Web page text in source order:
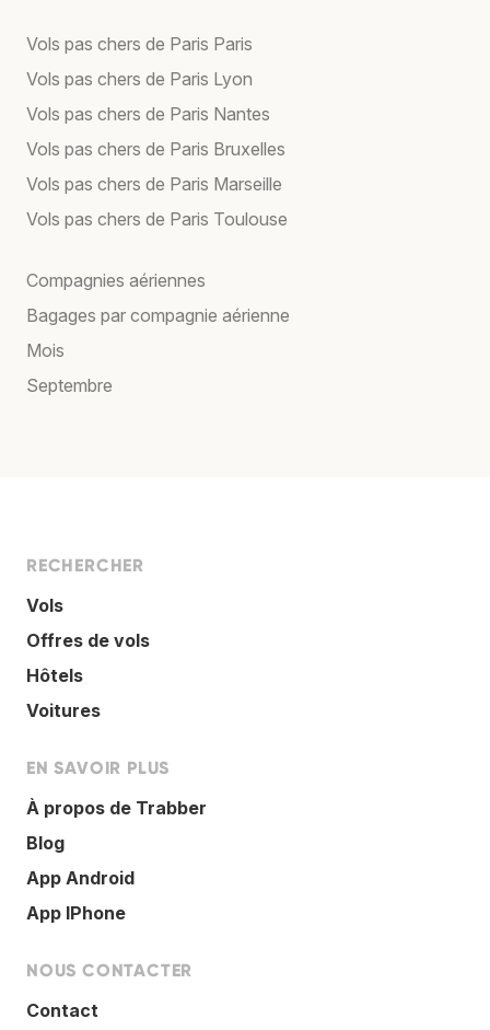
Vols pas chers de Paris Paris
Vols pas chers de Paris Lyon
Vols pas chers de Paris Nantes
Vols pas chers de Paris Bruxelles
Vols pas chers de Paris Marseille
Vols pas chers de Paris Toulouse
Compagnies aériennes
Bagages par compagnie aérienne
Mois
Septembre
RECHERCHER
Vols
Offres de vols
Hôtels
Voitures
EN SAVOIR PLUS
À propos de Trabber
Blog
App Android
App IPhone
NOUS CONTACTER
Contact